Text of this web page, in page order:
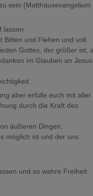
sein (Matthäusevangelium
Bitten und Flehen und voll
Gottes, der größer ist,
im Glauben an Jesus
aber erfülle euch mit aller
durch die Kraft des
äußeren Dingen,
möglich ist und der uns
und so wahre Freiheit